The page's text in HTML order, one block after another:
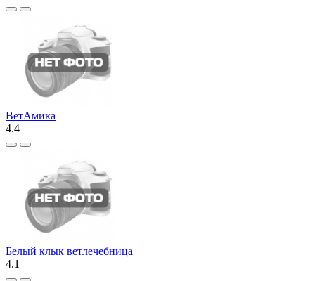
ВетАмика
4.4
Белый клык ветлечебница
4.1